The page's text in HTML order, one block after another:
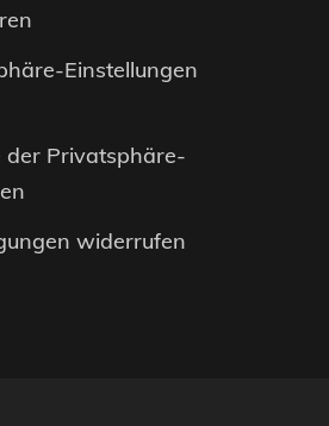
Einstellungen
der Privatsphäre-
widerrufen